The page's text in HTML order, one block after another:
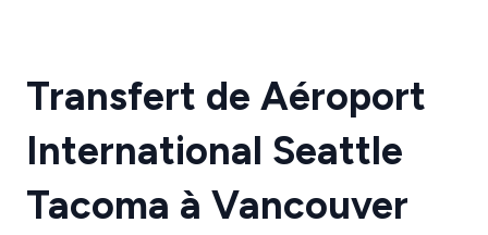
Transfert de Aéroport
International Seattle
Tacoma à Vancouver